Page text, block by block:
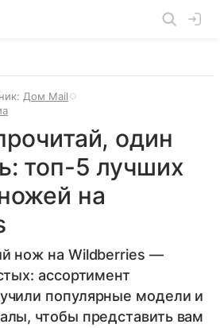
Дом Mail
один
топ-5 лучших
на
нож на Wildberries —
ассортимент
популярные модели и
чтобы представить вам